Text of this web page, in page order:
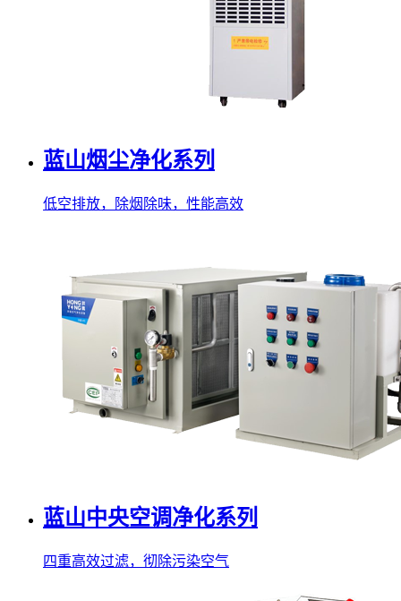
蓝山烟尘净化系列
低空排放，除烟除味，性能高效
蓝山中央空调净化系列
四重高效过滤，彻除污染空气